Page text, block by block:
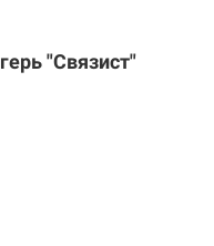
"Связист"